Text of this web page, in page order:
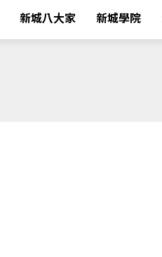
新城八大家 新城學院